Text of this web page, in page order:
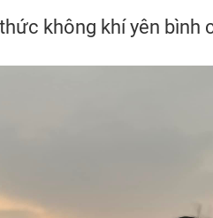
không khí yên bình